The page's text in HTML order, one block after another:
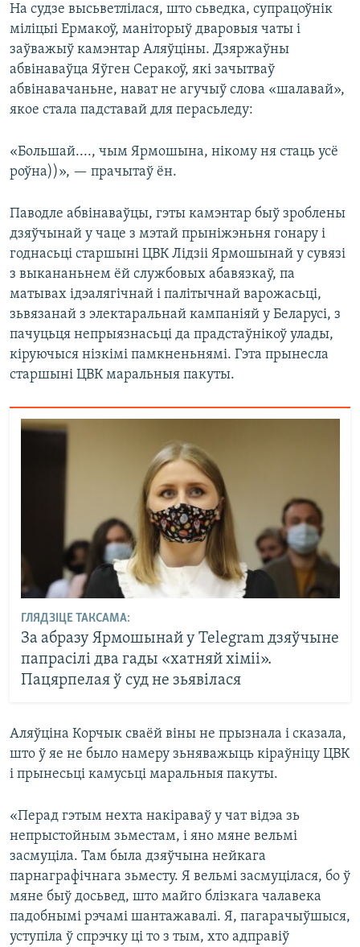
На судзе высьветлілася, што сьведка, супрацоўнік
міліцыі Ермакоў, маніторыў дваровыя чаты і
заўважыў камэнтар Аляўціны. Дзяржаўны
абвінаваўца Яўген Серакоў, які зачытваў
абвінавачаньне, нават не агучыў слова «шалавай»,
якое стала падставай для перасьледу:
«Большай...., чым Ярмошына, нікому ня стаць усё
роўна))», — прачытаў ён.
Паводле абвінаваўцы, гэты камэнтар быў зроблены
дзяўчынай у чаце з мэтай прыніжэньня гонару і
годнасьці старшыні ЦВК Лідзіі Ярмошынай у сувязі
з выкананьнем ёй службовых абавязкаў, па
матывах ідэалягічнай і палітычнай варожасьці,
зьвязанай з электаральнай кампаніяй у Беларусі, з
пачуцьця непрыязнасьці да прадстаўнікоў улады,
кіруючыся нізкімі памкненьнямі. Гэта прынесла
старшыні ЦВК маральныя пакуты.
ГЛЯДЗІЦЕ ТАКСАМА:
За абразу Ярмошынай у Telegram дзяўчыне
папрасілі два гады «хатняй хіміі».
Пацярпелая ў суд не зьявілася
Аляўціна Корчык сваёй віны не прызнала і сказала,
што ў яе не было намеру зьняважыць кіраўніцу ЦВК
і прынесьці камусьці маральныя пакуты.
«Перад гэтым нехта накіраваў у чат відэа зь
непрыстойным зьместам, і яно мяне вельмі
засмуціла. Там была дзяўчына нейкага
парнаграфічнага зьместу. Я вельмі засмуцілася, бо ў
мяне быў досьвед, што майго блізкага чалавека
падобнымі рэчамі шантажавалі. Я, пагарачыўшыся,
уступіла ў спрэчку ці то з тым, хто адправіў